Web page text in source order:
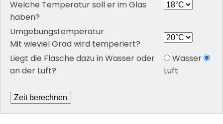
Welche Temperatur soll er im Glas
haben?
Umgebungstemperatur
Mit wieviel Grad wird temperiert?
Liegt die Flasche dazu in Wasser oder
an der Luft?
Wasser
Luft